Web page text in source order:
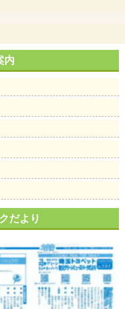
内
だより